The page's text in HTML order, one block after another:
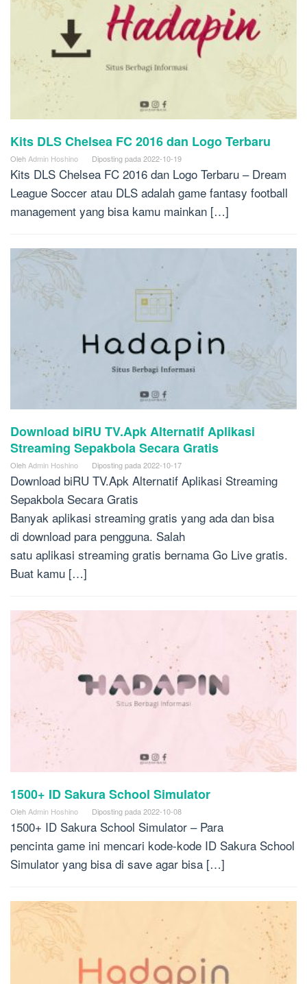
Kits DLS Chelsea FC 2016 dan Logo Terbaru
Oleh Admin Hoshino Diposting pada 2022-10-19
Kits DLS Chelsea FC 2016 dan Logo Terbaru – Dream
League Soccer atau DLS adalah game fantasy football
management yang bisa kamu mainkan […]
Download biRU TV.Apk Alternatif Aplikasi
Streaming Sepakbola Secara Gratis
OlehAdmin Hoshino Diposting pada2022-10-17
Download biRU TV.Apk Alternatif Aplikasi Streaming
Sepakbola Secara Gratis
Banyak aplikasi streaming gratis yang ada dan bisa
di download para pengguna. Salah
satu aplikasi streaming gratis bernama Go Live gratis.
Buat kamu […]
1500+ ID Sakura School Simulator
Oleh Admin Hoshino Diposting pada 2022-10-08
1500+ ID Sakura School Simulator – Para
pencinta game ini mencari kode-kode ID Sakura School
Simulator yang bisa di save agar bisa […]